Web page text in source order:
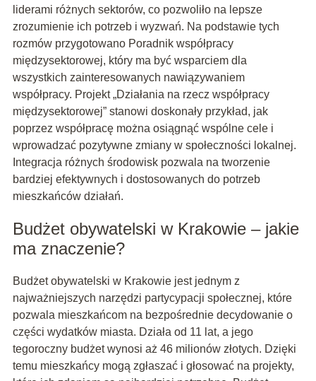
liderami różnych sektorów, co pozwoliło na lepsze
zrozumienie ich potrzeb i wyzwań. Na podstawie tych
rozmów przygotowano Poradnik współpracy
międzysektorowej, który ma być wsparciem dla
wszystkich zainteresowanych nawiązywaniem
współpracy. Projekt „Działania na rzecz współpracy
międzysektorowej” stanowi doskonały przykład, jak
poprzez współpracę można osiągnąć wspólne cele i
wprowadzać pozytywne zmiany w społeczności lokalnej.
Integracja różnych środowisk pozwala na tworzenie
bardziej efektywnych i dostosowanych do potrzeb
mieszkańców działań.
Budżet obywatelski w Krakowie – jakie
ma znaczenie?
Budżet obywatelski w Krakowie jest jednym z
najważniejszych narzędzi partycypacji społecznej, które
pozwala mieszkańcom na bezpośrednie decydowanie o
części wydatków miasta. Działa od 11 lat, a jego
tegoroczny budżet wynosi aż 46 milionów złotych. Dzięki
temu mieszkańcy mogą zgłaszać i głosować na projekty,